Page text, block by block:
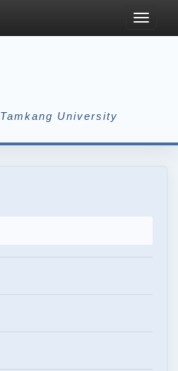
Toggle
Tamkang University